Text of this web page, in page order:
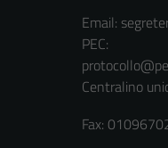
Email:
PEC:
Centralino
Fax: